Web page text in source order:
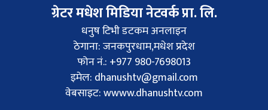
ग्रेटर मधेश मिडिया नेटवर्क प्रा. लि.
धनुष टिभी डटकम अनलाइन
ठेगाना: जनकपुरधाम,मधेश प्रदेश
फोन नं.: +977 980-7698013
इमेल: dhanushtv@gmail.com
वेबसाइट: wwww.dhanushtv.com